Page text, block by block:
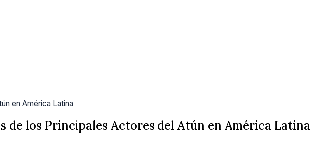
en América Latina
de los Principales Actores del Atún en América Latina